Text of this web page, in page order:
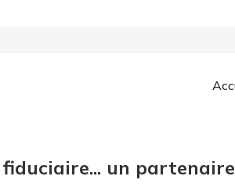
un